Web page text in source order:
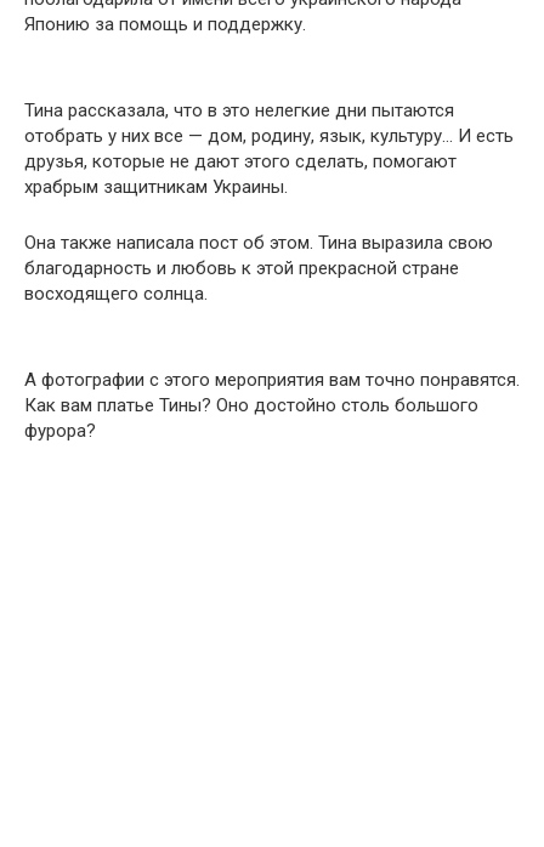
Японию за помощь и поддержку.
Тина рассказала, что в это нелегкие дни пытаются
отобрать у них все — дом, родину, язык, культуру… И есть
друзья, которые не дают этого сделать, помогают
храбрым защитникам Украины.
Она также написала пост об этом. Тина выразила свою
благодарность и любовь к этой прекрасной стране
восходящего солнца.
А фотографии с этого мероприятия вам точно понравятся.
Как вам платье Тины? Оно достойно столь большого
фурора?